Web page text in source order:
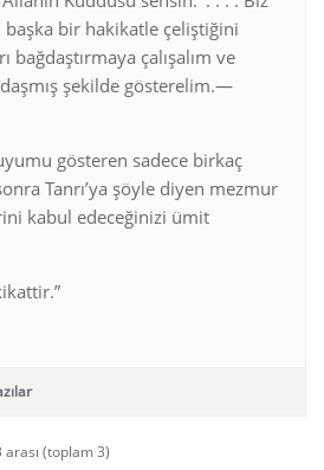
bir hakikatle çeliştiğini
bağdaştırmaya çalışalım ve
şekilde gösterelim.—
gösteren sadece birkaç
Tanrı’ya şöyle diyen mezmur
kabul edeceğinizi ümit
(toplam 3)